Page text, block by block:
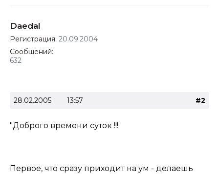
Daedal
Регистрация: 20.09.2004
Сообщений:
632
28.02.2005 13:57 #2
"Доброго времени суток !!!
Первое, что сразу приходит на ум - делаешь